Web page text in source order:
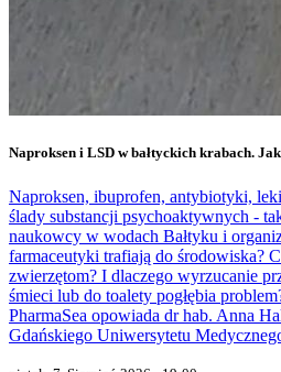
Naproksen i LSD w bałtyckich krabach.
Naproksen, ibuprofen, antybiotyki,
ślady substancji psychoaktywnych -
naukowcy w wodach Bałtyku i
farmaceutyki trafiają do środowiska?
zwierzętom? I dlaczego wyrzucanie
śmieci lub do toalety pogłębia
PharmaSea opowiada dr hab. Anna
Gdańskiego Uniwersytetu